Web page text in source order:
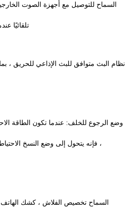
تلقائيًا
، فإنه يتحول إلى وضع النسخ